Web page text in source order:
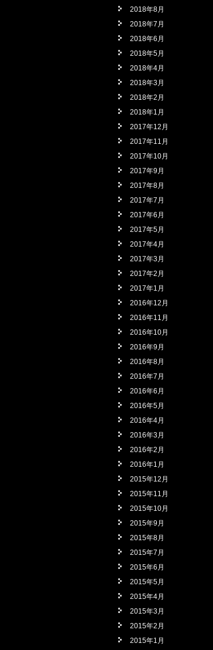
2018年8月
2018年7月
2018年6月
2018年5月
2018年4月
2018年3月
2018年2月
2018年1月
2017年12月
2017年11月
2017年10月
2017年9月
2017年8月
2017年7月
2017年6月
2017年5月
2017年4月
2017年3月
2017年2月
2017年1月
2016年12月
2016年11月
2016年10月
2016年9月
2016年8月
2016年7月
2016年6月
2016年5月
2016年4月
2016年3月
2016年2月
2016年1月
2015年12月
2015年11月
2015年10月
2015年9月
2015年8月
2015年7月
2015年6月
2015年5月
2015年4月
2015年3月
2015年2月
2015年1月